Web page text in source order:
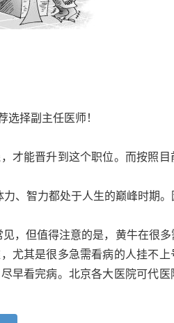
选择副主任医师！
才能晋升到这个职位。而按照
、智力都处于人生的巅峰时期
，但值得注意的是，黄牛在很
尤其是很多急需看病的人挂不上
早看完病。北京各大医院可代医